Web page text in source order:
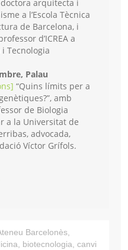
doctora arquitecta i
a l’Escola Tècnica
de Barcelona, i
d’ICREA a
Tecnologia
Palau
“Quins límits per a
amb
de Biologia
a la Universitat de
advocada,
Víctor Grífols.
Barcelonès,
, biotecnologia, canvi